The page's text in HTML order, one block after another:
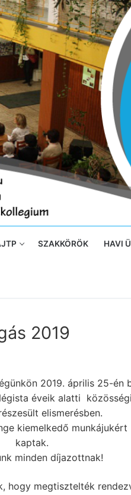
SZAKKÖRÖK HAVI
2019
2019. április 25-én
éveik alatti
elismerésben.
kiemelkedő
kaptak.
minden díjazottnak!
hogy megtisztelték